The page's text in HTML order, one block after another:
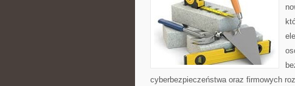
cyberbezpieczeństwa oraz firmowych